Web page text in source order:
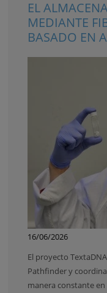
EL
MEDIANTE
BASADO EN
16/06/2026
El proyecto
Pathfinder y
manera constante